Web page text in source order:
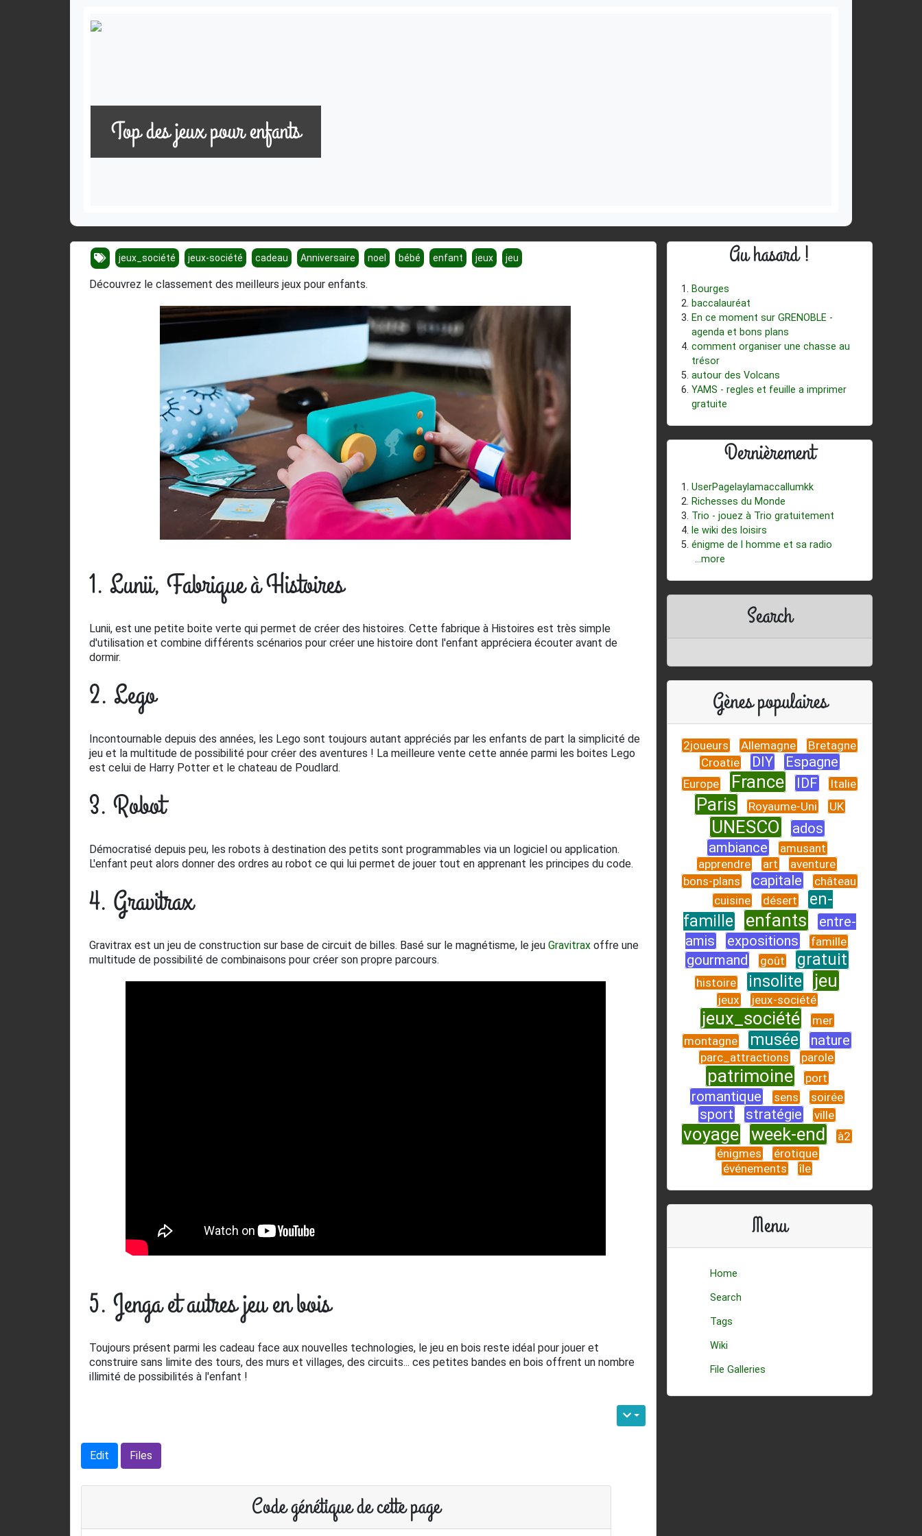
Top des jeux pour enfants
jeux_société jeux-société cadeau Anniversaire noel bébé enfant jeux jeu
Découvrez le classement des meilleurs jeux pour enfants.
1. Lunii, Fabrique à Histoires
Lunii, est une petite boite verte qui permet de créer des histoires. Cette fabrique à Histoires est très simple
d'utilisation et combine différents scénarios pour créer une histoire dont l'enfant appréciera écouter avant de
dormir.
2. Lego
Incontournable depuis des années, les Lego sont toujours autant appréciés par les enfants de part la simplicité de
jeu et la multitude de possibilité pour créer des aventures ! La meilleure vente cette année parmi les boites Lego
est celui de Harry Potter et le chateau de Poudlard.
3. Robot
Démocratisé depuis peu, les robots à destination des petits sont programmables via un logiciel ou application.
L'enfant peut alors donner des ordres au robot ce qui lui permet de jouer tout en apprenant les principes du code.
4. Gravitrax
Gravitrax est un jeu de construction sur base de circuit de billes. Basé sur le magnétisme, le jeu Gravitrax offre une
multitude de possibilité de combinaisons pour créer son propre parcours.
5. Jenga et autres jeu en bois
Toujours présent parmi les cadeau face aux nouvelles technologies, le jeu en bois reste idéal pour jouer et
construire sans limite des tours, des murs et villages, des circuits... ces petites bandes en bois offrent un nombre
illimité de possibilités à l'enfant !
Edit Files
Code génétique de cette page
Au hasard !
Bourges
baccalauréat
En ce moment sur GRENOBLE -
agenda et bons plans
comment organiser une chasse au
trésor
autour des Volcans
YAMS - regles et feuille a imprimer
gratuite
Dernièrement
UserPagelaylamaccallumkk
Richesses du Monde
Trio - jouez à Trio gratuitement
le wiki des loisirs
énigme de l homme et sa radio
...more
Search
Gènes populaires
2joueurs Allemagne
Bretagne
Croatie
DIY Espagne
Europe France IDF Italie
Paris Royaume-Uni UK
UNESCO
ados
ambiance
amusant
apprendre
art
aventure
bons-plans
capitale
château
cuisine
désert
en-
famille
enfants
entre-
amis
expositions famille
gourmand goût gratuit
histoire insolite jeu
jeux jeux-société
jeux_société
mer
montagne
musée nature
parc_attractions parole
patrimoine port
romantique sens soirée
sport stratégie ville
voyage week-end
à2
énigmes
érotique
événements
île
Menu
Home
Search
Tags
Wiki
File Galleries